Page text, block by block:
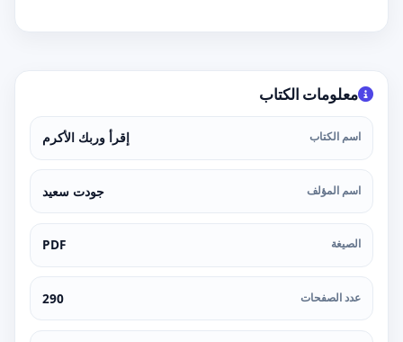
معلومات الكتاب
اسم الكتاب إقرأ وربك الأكرم
اسم المؤلف جودت سعيد
الصيغة PDF
عدد الصفحات 290